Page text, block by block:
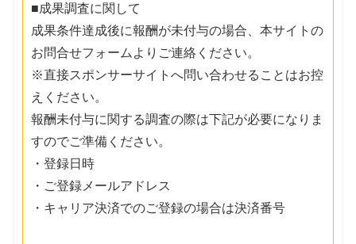
■成果調査に関して
成果条件達成後に報酬が未付与の場合、本サイトの
お問合せフォームよりご連絡ください。
※直接スポンサーサイトへ問い合わせることはお控
えください。
報酬未付与に関する調査の際は下記が必要になりま
すのでご準備ください。
・登録日時
・ご登録メールアドレス
・キャリア決済でのご登録の場合は決済番号